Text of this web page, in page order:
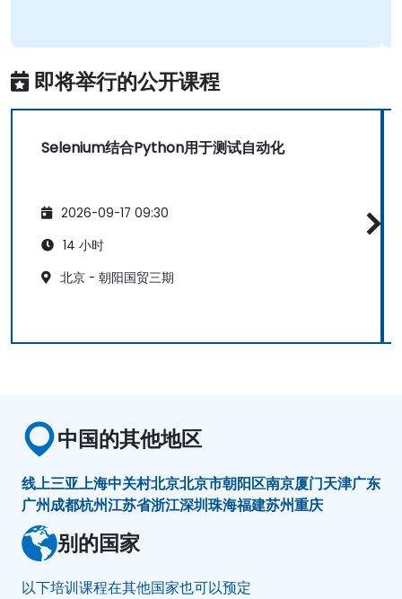
即将举行的公开课程
Selenium结合Python用于测试自动化
2026-09-17 09:30
14 小时
北京 - 朝阳国贸三期
中国的其他地区
线上三亚上海中关村北京北京市朝阳区南京厦门天津广东
广州成都杭州江苏省浙江深圳珠海福建苏州重庆
别的国家
以下培训课程在其他国家也可以预定